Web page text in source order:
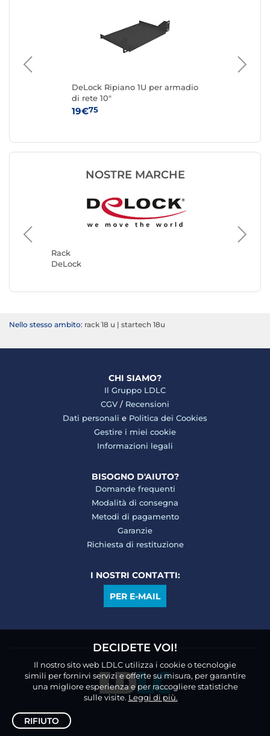
DeLock Ripiano 1U per armadio
di rete 10"
19€75
NOSTRE MARCHE
Rack
DeLock
Rack
ekivalan
Nello stesso ambito: rack 18 u | startech 18u
CHI SIAMO?
Il Gruppo LDLC
CGV / Recensioni
Dati personali e Politica dei Cookies
Gestire i miei cookie
Informazioni legali
BISOGNO D'AIUTO?
Domande frequenti
Modalità di consegna
Metodi di pagamento
Garanzie
Richiesta di restituzione
I NOSTRI CONTATTI:
PER E-MAIL
DECIDETE VOI!
Il nostro sito web LDLC utilizza i cookie o tecnologie
simili per fornirvi servizi e offerte su misura, per garantire
una migliore esperienza e per raccogliere statistiche
sulle visite. Leggi di più.
RIFIUTO